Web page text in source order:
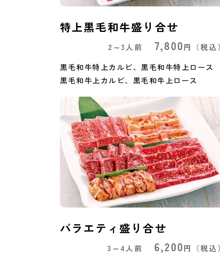
特上黒毛和牛盛り合せ
2～3人前 7,800円
（税
黒毛和牛特上カルビ、黒毛和牛特上ロース
黒毛和牛上カルビ、黒毛和牛上ロース
バラエティ盛り合せ
3～4人前 6,200円
（税